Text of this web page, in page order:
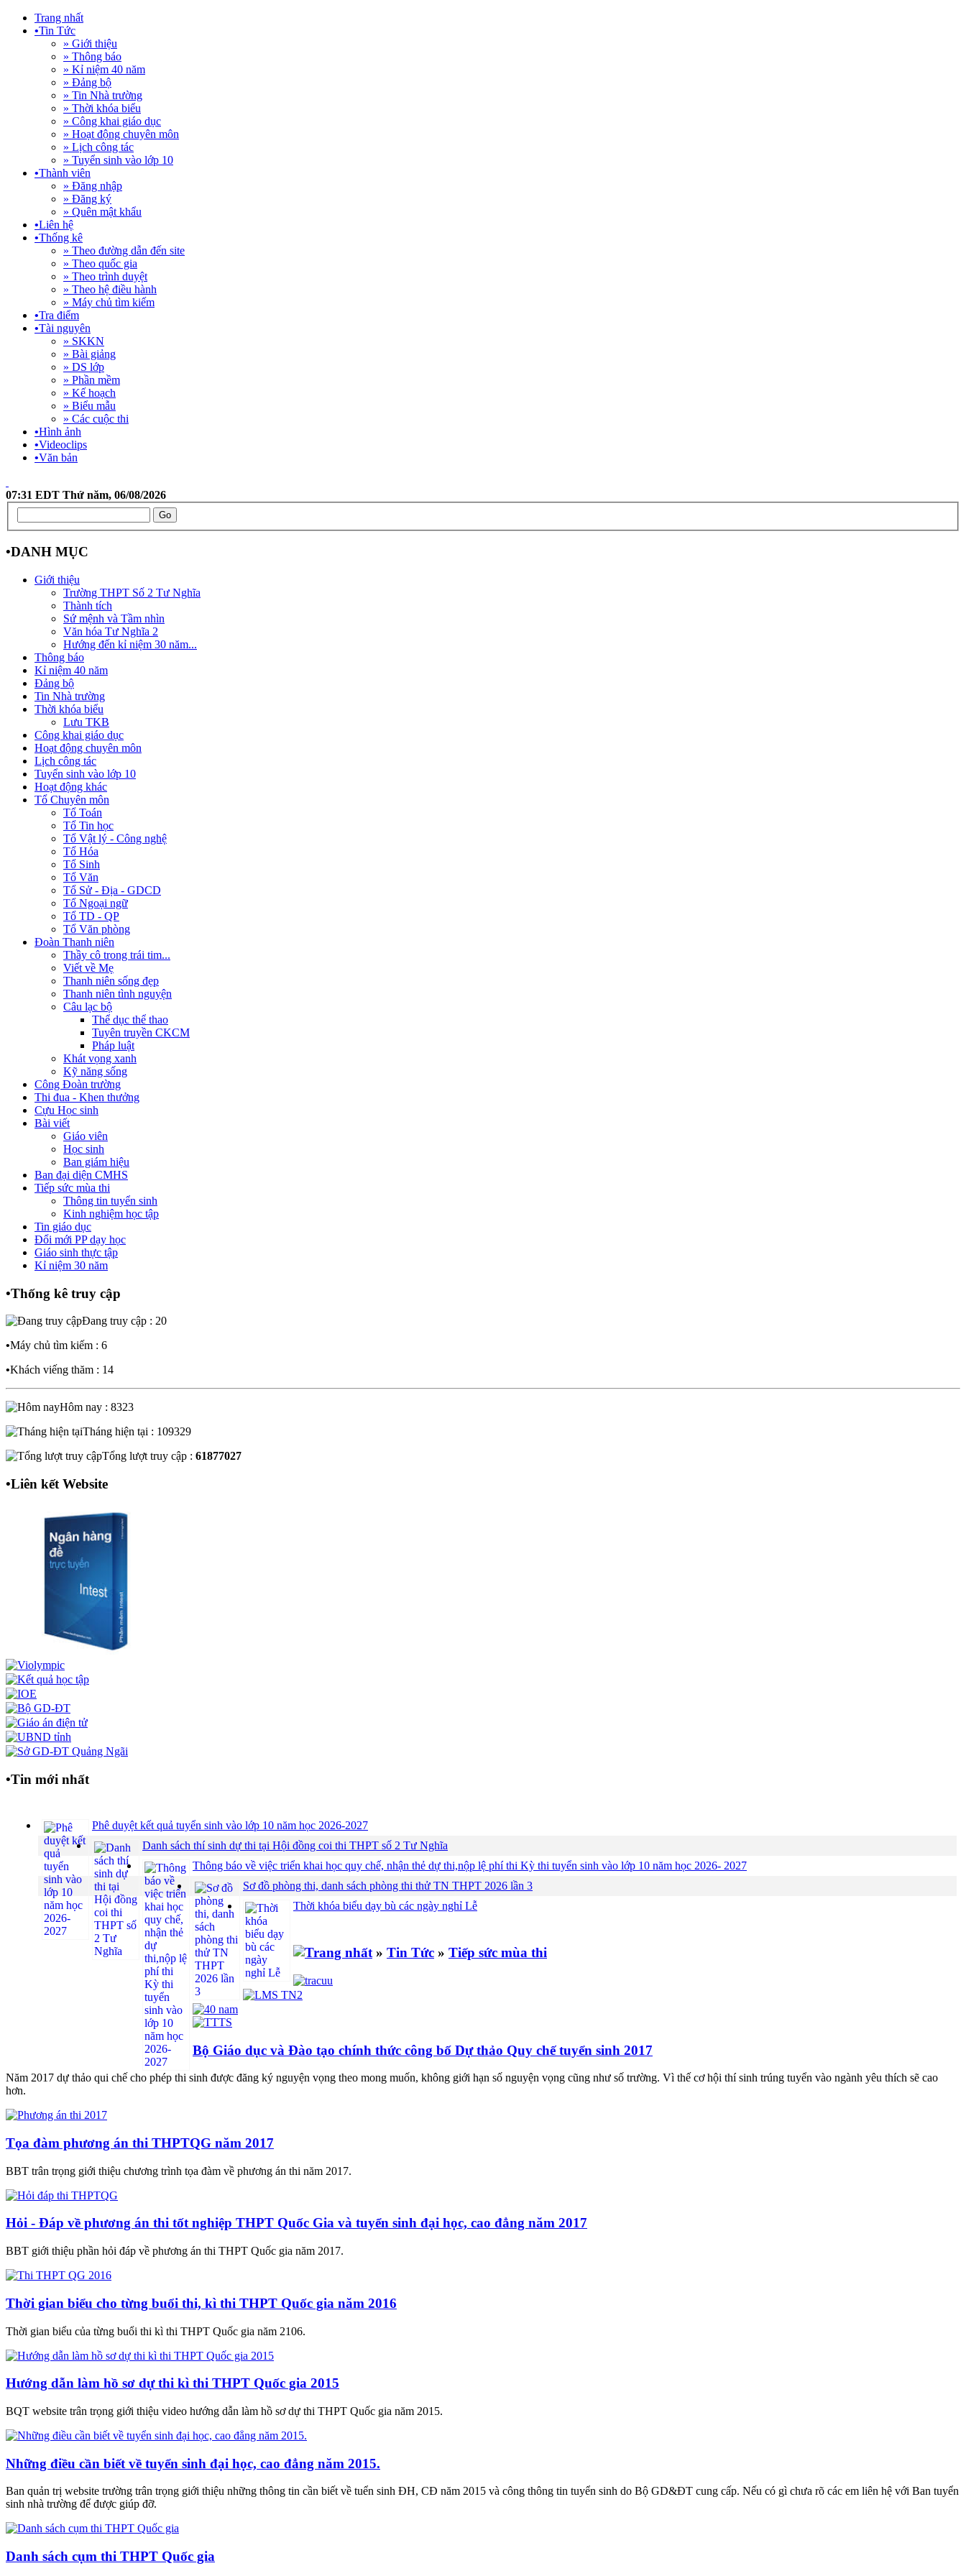
Trang nhất
•Tin Tức
» Giới thiệu
» Thông báo
» Kỉ niệm 40 năm
» Đảng bộ
» Tin Nhà trường
» Thời khóa biểu
» Công khai giáo dục
» Hoạt động chuyên môn
» Lịch công tác
» Tuyển sinh vào lớp 10
•Thành viên
» Đăng nhập
» Đăng ký
» Quên mật khẩu
•Liên hệ
•Thống kê
» Theo đường dẫn đến site
» Theo quốc gia
» Theo trình duyệt
» Theo hệ điều hành
» Máy chủ tìm kiếm
•Tra điểm
•Tài nguyên
» SKKN
» Bài giảng
» DS lớp
» Phần mềm
» Kế hoạch
» Biểu mẫu
» Các cuộc thi
•Hình ảnh
•Videoclips
•Văn bản
07:31 EDT Thứ năm, 06/08/2026
•DANH MỤC
Giới thiệu
Trường THPT Số 2 Tư Nghĩa
Thành tích
Sứ mệnh và Tầm nhìn
Văn hóa Tư Nghĩa 2
Hướng đến kỉ niệm 30 năm...
Thông báo
Kỉ niệm 40 năm
Đảng bộ
Tin Nhà trường
Thời khóa biểu
Lưu TKB
Công khai giáo dục
Hoạt động chuyên môn
Lịch công tác
Tuyển sinh vào lớp 10
Hoạt động khác
Tổ Chuyên môn
Tổ Toán
Tổ Tin học
Tổ Vật lý - Công nghệ
Tổ Hóa
Tổ Sinh
Tổ Văn
Tổ Sử - Địa - GDCD
Tổ Ngoại ngữ
Tổ TD - QP
Tổ Văn phòng
Đoàn Thanh niên
Thầy cô trong trái tim...
Viết về Mẹ
Thanh niên sống đẹp
Thanh niên tình nguyện
Câu lạc bộ
Thể dục thể thao
Tuyên truyền CKCM
Pháp luật
Khát vọng xanh
Kỹ năng sống
Công Đoàn trường
Thi đua - Khen thưởng
Cựu Học sinh
Bài viết
Giáo viên
Học sinh
Ban giám hiệu
Ban đại diện CMHS
Tiếp sức mùa thi
Thông tin tuyển sinh
Kinh nghiệm học tập
Tin giáo dục
Đổi mới PP dạy học
Giáo sinh thực tập
Kỉ niệm 30 năm
•Thống kê truy cập
Đang truy cập : 20
•Máy chủ tìm kiếm : 6
•Khách viếng thăm : 14
Hôm nay : 8323
Tháng hiện tại : 109329
Tổng lượt truy cập : 61877027
•Liên kết Website
•Tin mới nhất
Phê duyệt kết quả tuyển sinh vào lớp 10 năm học 2026-2027
Danh sách thí sinh dự thi tại Hội đồng coi thi THPT số 2 Tư Nghĩa
Thông báo về việc triển khai học quy chế, nhận thẻ dự thi,nộp lệ phí thi Kỳ thi tuyển sinh vào lớp 10 năm học 2026- 2027
Sơ đồ phòng thi, danh sách phòng thi thử TN THPT 2026 lần 3
Thời khóa biểu dạy bù các ngày nghỉ Lễ
» Tin Tức » Tiếp sức mùa thi
Bộ Giáo dục và Đào tạo chính thức công bố Dự thảo Quy chế tuyển sinh 2017
Năm 2017 dự thảo qui chế cho phép thi sinh được đăng ký nguyện vọng theo mong muốn, không giới hạn số nguyện vọng cũng như số trường. Vì thế cơ hội thí sinh trúng tuyển vào ngành yêu thích sẽ cao
hơn.
Tọa đàm phương án thi THPTQG năm 2017
BBT trân trọng giới thiệu chương trình tọa đàm về phương án thi năm 2017.
Hỏi - Đáp về phương án thi tốt nghiệp THPT Quốc Gia và tuyển sinh đại học, cao đẳng năm 2017
BBT giới thiệu phần hỏi đáp về phương án thi THPT Quốc gia năm 2017.
Thời gian biểu cho từng buổi thi, kì thi THPT Quốc gia năm 2016
Thời gian biểu của từng buổi thi kì thi THPT Quốc gia năm 2106.
Hướng dẫn làm hồ sơ dự thi kì thi THPT Quốc gia 2015
BQT website trân trọng giới thiệu video hướng dẫn làm hồ sơ dự thi THPT Quốc gia năm 2015.
Những điều cần biết về tuyển sinh đại học, cao đẳng năm 2015.
Ban quản trị website trường trân trọng giới thiệu những thông tin cần biết về tuển sinh ĐH, CĐ năm 2015 và công thông tin tuyển sinh do Bộ GD&ĐT cung cấp. Nếu có gì chưa rõ các em liên hệ với Ban tuyển
sinh nhà trường để được giúp đỡ.
Danh sách cụm thi THPT Quốc gia